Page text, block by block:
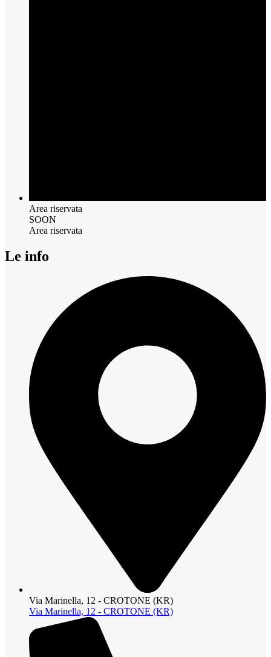
Area riservata
SOON
Area riservata
Le info
Via Marinella, 12 - CROTONE (KR)
Via Marinella, 12 - CROTONE (KR)